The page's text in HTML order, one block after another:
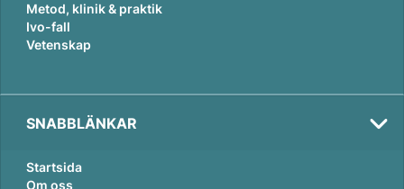
Metod, klinik & praktik
Ivo-fall
Vetenskap
SNABBLÄNKAR
Startsida
Om oss